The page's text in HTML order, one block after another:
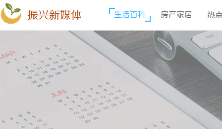
振兴新媒体 生活百科 房产家居 热